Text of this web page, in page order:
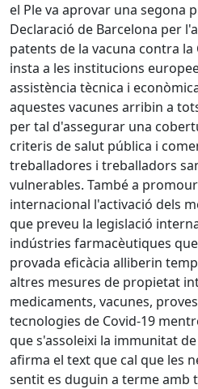
el Ple va aprovar una segona
Declaració de Barcelona per
patents de la vacuna contra la
insta a les institucions
assistència tècnica i
aquestes vacunes arribin a
per tal d'assegurar una
criteris de salut pública i
treballadores i treballadors
vulnerables. També a
internacional l'activació dels
que preveu la legislació
indústries farmacèutiques
provada eficàcia alliberin
altres mesures de propietat
medicaments, vacunes,
tecnologies de Covid-19
que s'assoleixi la immunitat
afirma el text que cal que les
sentit es duguin a terme amb